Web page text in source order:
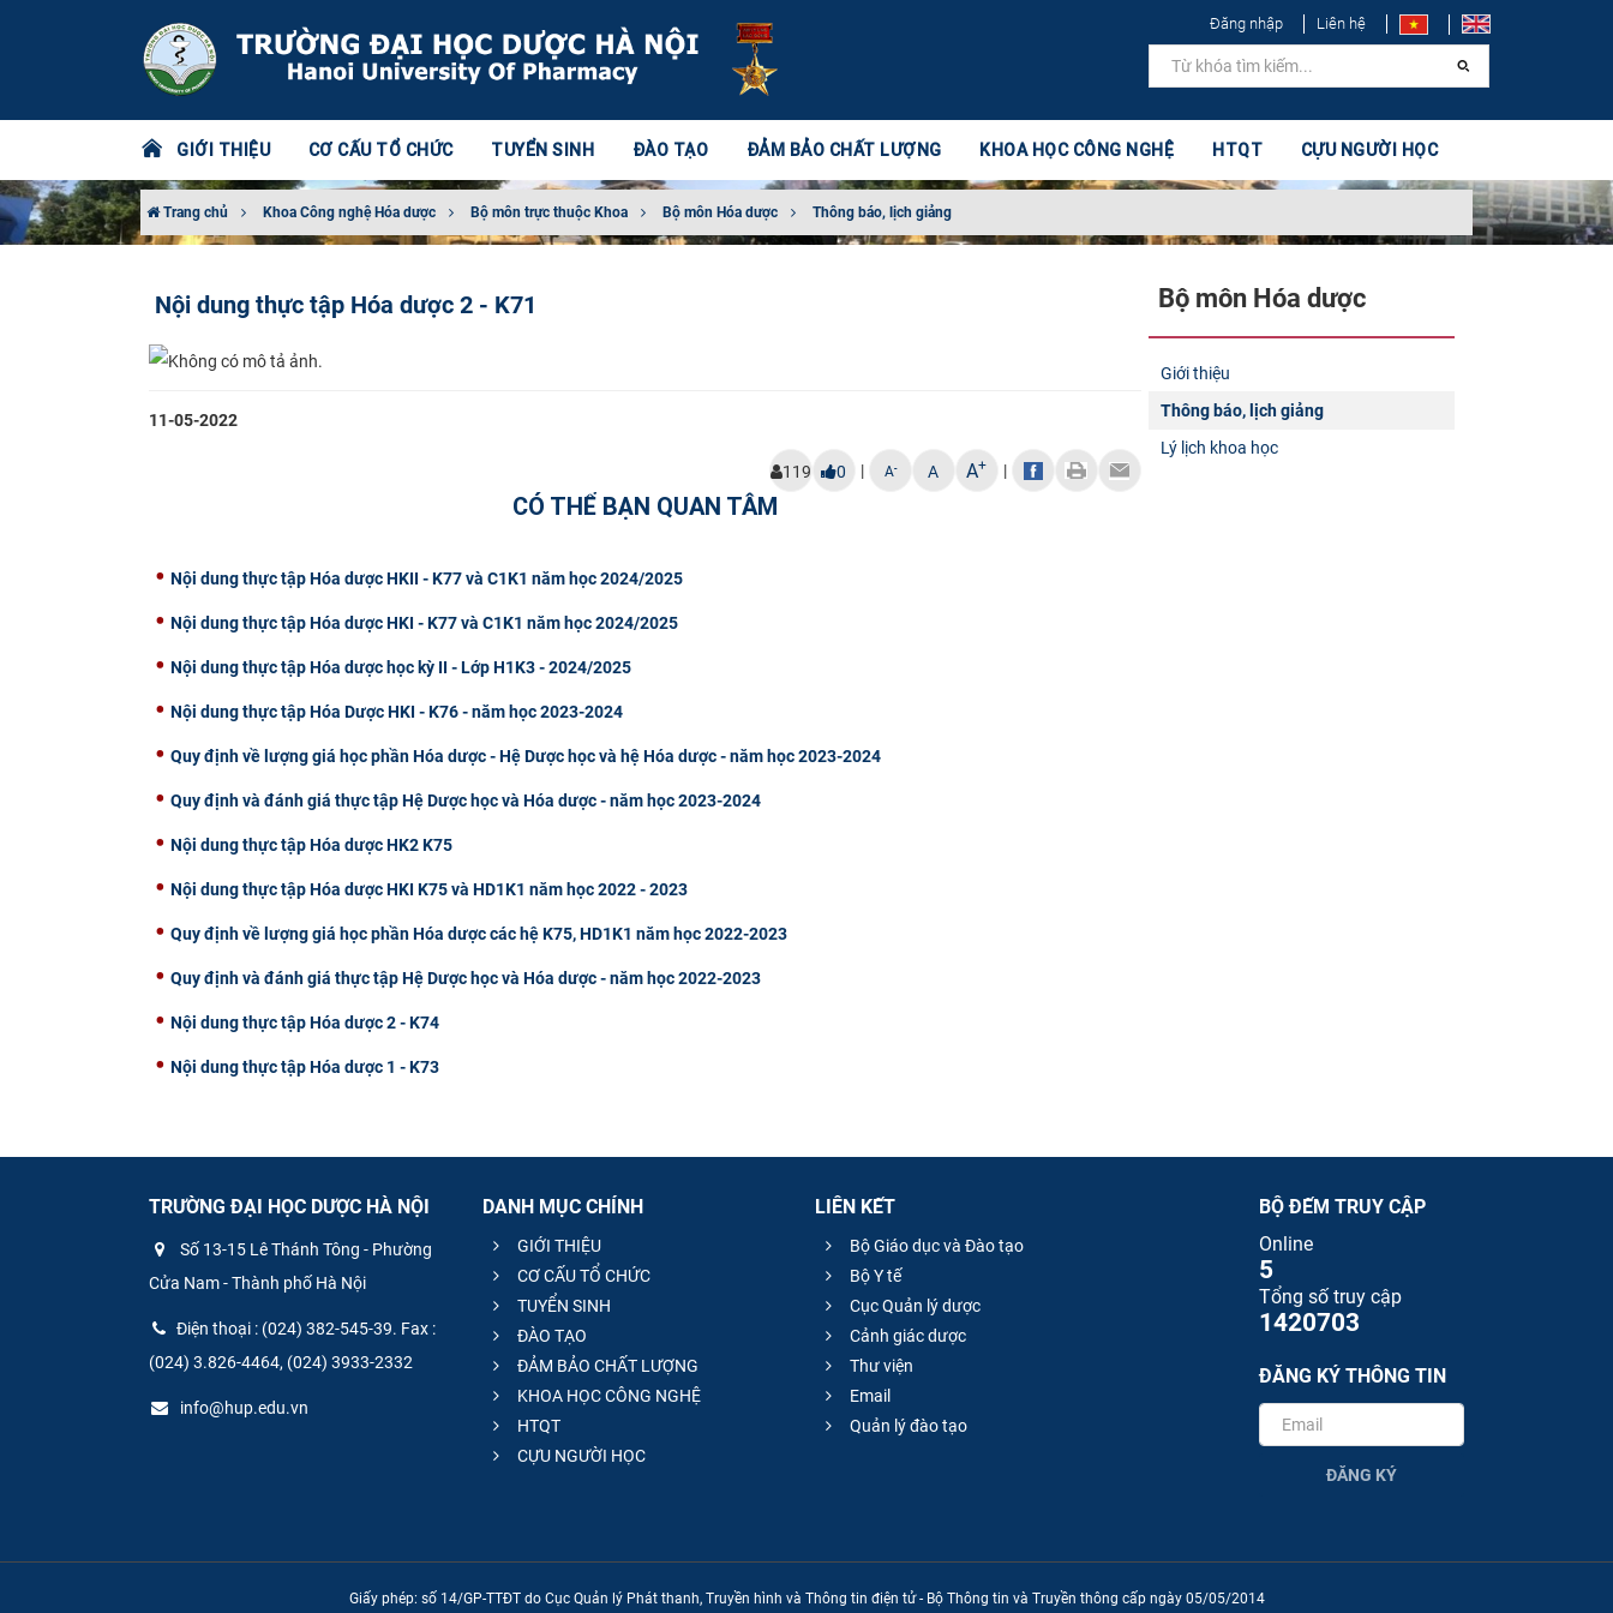
Đăng nhập Liên hệ
GIỚI THIỆU CƠ CẤU TỔ CHỨC TUYỂN SINH ĐÀO TẠO ĐẢM BẢO CHẤT LƯỢNG KHOA HỌC CÔNG NGHỆ HTQT CỰU NGƯỜI HỌC
Trang chủ Khoa Công nghệ Hóa dược Bộ môn trực thuộc Khoa Bộ môn Hóa dược Thông báo, lịch giảng
Nội dung thực tập Hóa dược 2 - K71
11-05-2022
119 0 | A- A A+ |
CÓ THỂ BẠN QUAN TÂM
Nội dung thực tập Hóa dược HKII - K77 và C1K1 năm học 2024/2025
Nội dung thực tập Hóa dược HKI - K77 và C1K1 năm học 2024/2025
Nội dung thực tập Hóa dược học kỳ II - Lớp H1K3 - 2024/2025
Nội dung thực tập Hóa Dược HKI - K76 - năm học 2023-2024
Quy định về lượng giá học phần Hóa dược - Hệ Dược học và hệ Hóa dược - năm học 2023-2024
Quy định và đánh giá thực tập Hệ Dược học và Hóa dược - năm học 2023-2024
Nội dung thực tập Hóa dược HK2 K75
Nội dung thực tập Hóa dược HKI K75 và HD1K1 năm học 2022 - 2023
Quy định về lượng giá học phần Hóa dược các hệ K75, HD1K1 năm học 2022-2023
Quy định và đánh giá thực tập Hệ Dược học và Hóa dược - năm học 2022-2023
Nội dung thực tập Hóa dược 2 - K74
Nội dung thực tập Hóa dược 1 - K73
Bộ môn Hóa dược
Giới thiệu
Thông báo, lịch giảng
Lý lịch khoa học
TRƯỜNG ĐẠI HỌC DƯỢC HÀ NỘI
Số 13-15 Lê Thánh Tông - Phường
Cửa Nam - Thành phố Hà Nội
Điện thoại : (024) 382-545-39. Fax :
(024) 3.826-4464, (024) 3933-2332
info@hup.edu.vn
DANH MỤC CHÍNH
GIỚI THIỆU
CƠ CẤU TỔ CHỨC
TUYỂN SINH
ĐÀO TẠO
ĐẢM BẢO CHẤT LƯỢNG
KHOA HỌC CÔNG NGHỆ
HTQT
CỰU NGƯỜI HỌC
LIÊN KẾT
Bộ Giáo dục và Đào tạo
Bộ Y tế
Cục Quản lý dược
Cảnh giác dược
Thư viện
Email
Quản lý đào tạo
BỘ ĐẾM TRUY CẬP
Online
5
Tổng số truy cập
1420703
ĐĂNG KÝ THÔNG TIN
ĐĂNG KÝ
Giấy phép: số 14/GP-TTĐT do Cục Quản lý Phát thanh, Truyền hình và Thông tin điện tử - Bộ Thông tin và Truyền thông cấp ngày 05/05/2014